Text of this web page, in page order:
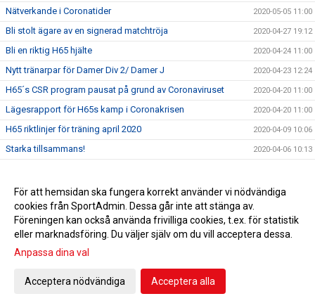
Nätverkande i Coronatider 2020-05-05 11:00
Bli stolt ägare av en signerad matchtröja 2020-04-27 19:12
Bli en riktig H65 hjälte 2020-04-24 11:00
Nytt tränarpar för Damer Div 2/ Damer J 2020-04-23 12:24
H65´s CSR program pausat på grund av Coronaviruset 2020-04-20 11:00
Lägesrapport för H65s kamp i Coronakrisen 2020-04-20 11:00
H65 riktlinjer för träning april 2020 2020-04-09 10:06
Starka tillsammans! 2020-04-06 10:13
Jättevändning i Kungälv - oväntad fantasymatchhjälte 2020-03-27 20:25
Ibland blir det inte riktigt som man tänkt sig... 2020-03-20 10:57
Angående träningtillfällen 2020-03-17 12:12
Uppsamlingsheat belastningsregistret 24/3
Info Skånes HF angående coronaviruset
Info Svensk Handboll angående coronaviruset
För att hemsidan ska fungera korrekt använder vi nödvändiga
cookies från SportAdmin. Dessa går inte att stänga av.
Föreningen kan också använda frivilliga cookies, t.ex. för statistik
eller marknadsföring. Du väljer själv om du vill acceptera dessa.
Anpassa dina val
Acceptera nödvändiga Acceptera alla